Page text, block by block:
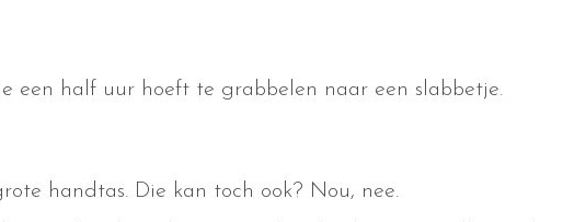
een half uur hoeft te grabbelen naar een slabbetje.
handtas. Die kan toch ook? Nou, nee.